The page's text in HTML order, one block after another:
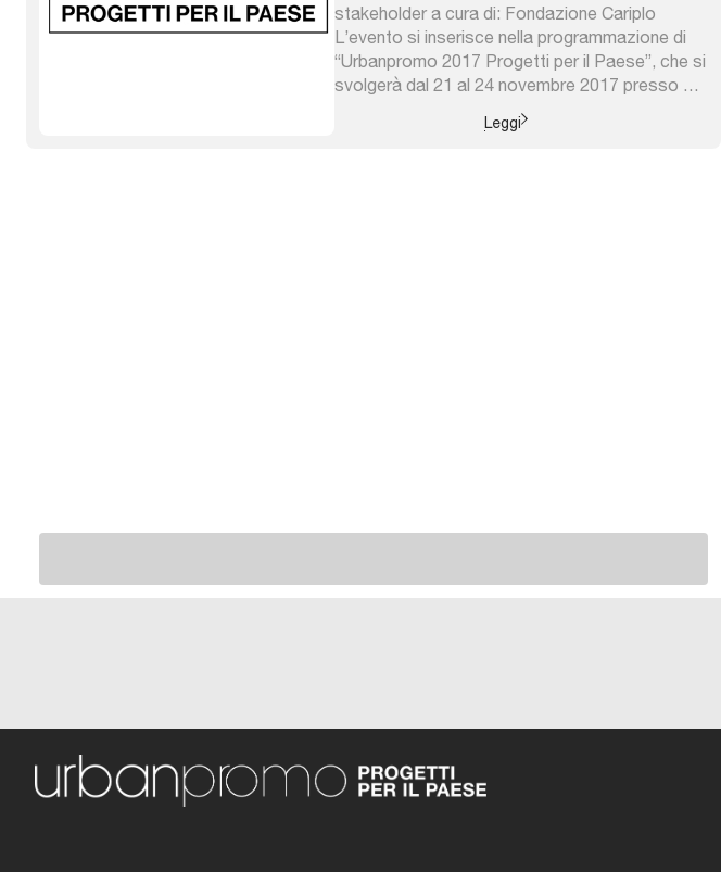
stakeholder a cura di: Fondazione Cariplo
L’evento si inserisce nella programmazione di
“Urbanpromo 2017 Progetti per il Paese”, che si
svolgerà dal 21 al 24 novembre 2017 presso La
Triennale di Milano. Anche quest’anno la
manifestazione si prefigge l’importante
Leggi